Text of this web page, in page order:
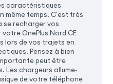
caractéristiques
même temps. C'est très
se recharger vos
OnePlus Nord CE
lors de vos trajets en
Pensez à bien
peut être
Les chargeurs allume-
de votre téléphone